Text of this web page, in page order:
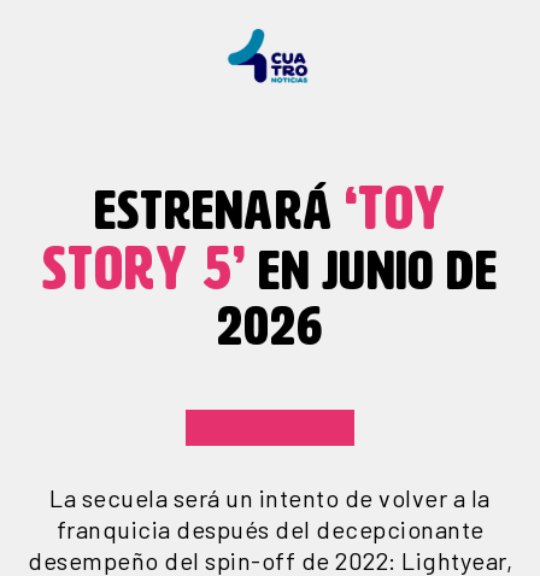
ESTRENARÁ ‘TOY
STORY 5’ EN JUNIO DE
2026
La secuela será un intento de volver a la
franquicia después del decepcionante
desempeño del spin-off de 2022: Lightyear,